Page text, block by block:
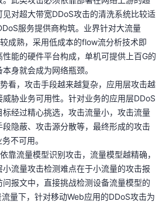
对超大带宽DDoS攻击的清洗系统比较适
服务提供商构筑。业界针对大流量
成熟，采用低成本的flow流分析技术即
能的硬件平台构成，单机可提供上百G的
身就会成为网络瓶颈。
看，攻击手段越来越复杂，应用层攻击越
胁业务可用性。针对业务的应用层DDoS
经过精心挑选，攻击流量小，攻击流量
隐蔽、攻击源分散等，最终形成的攻击
不可用。
靠流量模型识别攻击，流量模型越精确，
流量攻击检测难点在于小流量的攻击报
报文中，直接挑战检测设备流量模型的
量下，针对移动Web应用的DDoS攻击为